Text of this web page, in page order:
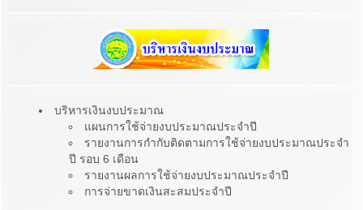
บริหารเงินงบประมาณ
แผนการใช้จ่ายงบประมาณประจำปี
รายงานการกำกับติดตามการใช้จ่ายงบประมาณประจำ
ปี รอบ 6 เดือน
รายงานผลการใช้จ่ายงบประมาณประจำปี
การจ่ายขาดเงินสะสมประจำปี